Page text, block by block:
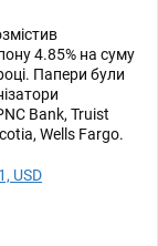
4.85% на суму
Папери були
Bank, Truist
Wells Fargo.
USD